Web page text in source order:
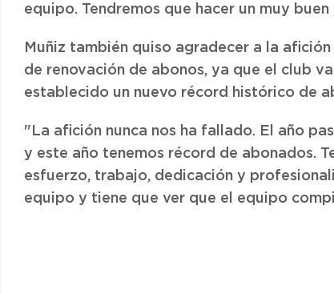
equipo. Tendremos que hacer un muy
Muñiz también quiso agradecer a la
de renovación de abonos, ya que el club
establecido un nuevo récord histórico de
"La afición nunca nos ha fallado. El año
y este año tenemos récord de abonados.
esfuerzo, trabajo, dedicación y
equipo y tiene que ver que el equipo